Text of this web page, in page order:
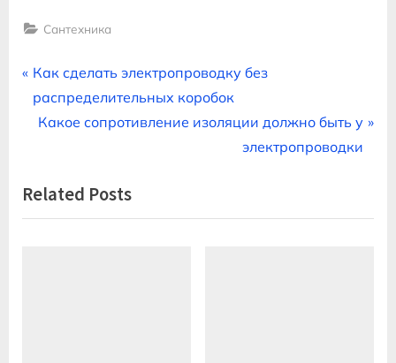
Сантехника
Навигация
по
P
r
e
o
u
Как сделать электропроводку без
распределительных коробок
N
t
P
Какое сопротивление изоляции должно быть у
электропроводки
Related Posts